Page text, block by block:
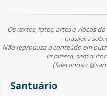
Os textos, fotos, artes e vídeos
brasileira
Não reproduza o conteúdo em
impresso, sem
Santuário